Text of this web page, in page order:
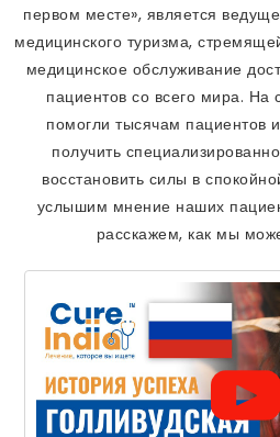
первом месте», является
медицинского туризма,
медицинское обслуживание
пациентов со всего мира.
помогли тысячам пациентов
получить
восстановить силы в
услышим мнение наших
расскажем, как мы